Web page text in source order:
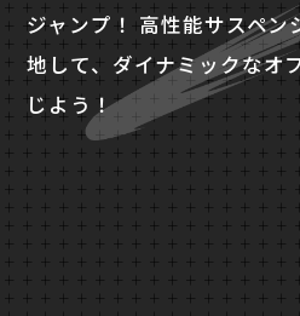
ジャンプ！ 高性能サスペ
地して、ダイナミックなオ
じよう！